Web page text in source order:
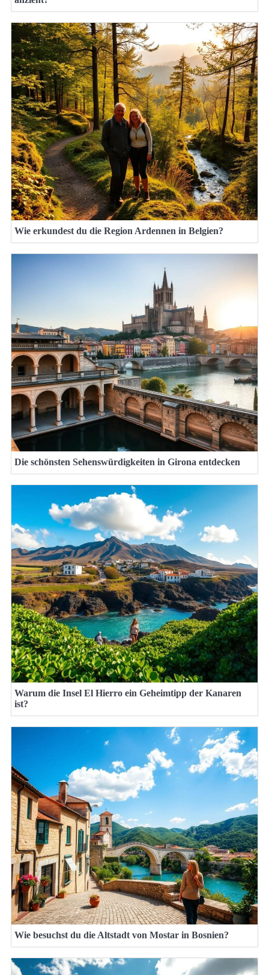
Wie erkundest du die Region Ardennen in Belgien?
Die schönsten Sehenswürdigkeiten in Girona entdecken
Warum die Insel El Hierro ein Geheimtipp der Kanaren
ist?
Wie besuchst du die Altstadt von Mostar in Bosnien?